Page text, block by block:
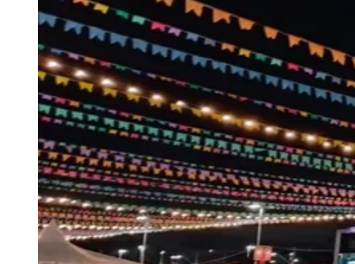
Hub de Negócios
Guia Comercial
Selo Verificado
Portal Educacional
Agenda de Vestibulares
Vagas de Emprego
Concursos
Panorama Econômico
Panorama Econômico
Para Sua Empresa
Anuncie no Portal
Verificar EmpresaNovo
Anunciar VagasNovo
Publicidade Legal